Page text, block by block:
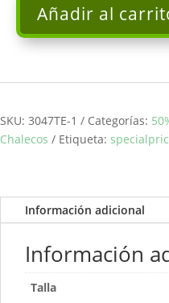
Americana
crudo
ALBA
CONDE
Añadir al
SKU: 3047TE-1 Categorías:
Chalecos
Etiqueta:
Información adicional
Información
Talla